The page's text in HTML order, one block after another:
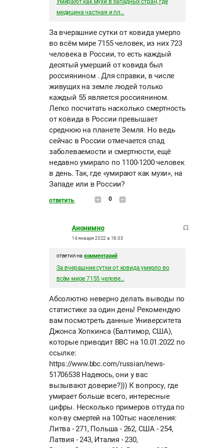
Умирают как мухи в западных стран, где
медицина частная и пл...
За вчерашние сутки от ковида умерло
во всём мире 7155 человек, из них 723
человека в России, то есть каждый
десятый умерший от ковида был
россиянином . Для справки, в числе
живущих на земле людей только
каждый 55 является россиянином.
Легко посчитать насколько смертность
от ковида в России превышает
среднюю на планете Земля. Но ведь
сейчас в России отмечается спад
заболеваемости и смертности, ещё
недавно умирало по 1100-1200 человек
в день. Так, где «умирают как мухи», на
Западе или в России?
ответить 0
Анонимно
14 января 2022 в 18:33
ответил на комментарий
За вчерашние сутки от ковида умерло во
всём мире 7155 челове...
Абсолютно неверно делать выводы по
статистике за один день! Рекомендую
вам посмотреть данные Университета
Джонса Хопкинса (Балтимор, США),
которые приводит BBC на 10.01.2022 по
ссылке:
https://www.bbc.com/russian/news-
51706538 Надеюсь, они у вас
вызывают доверие?))) К вопросу, где
умирает больше всего, интересные
цифры. Несколько примеров оттуда по
кол-ву смертей на 100тыс населения:
Литва - 271, Польша - 262, США - 254,
Латвия - 243, Италия - 230,